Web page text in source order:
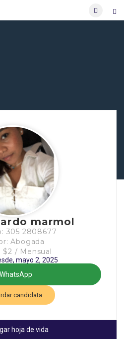
marmol
305 2808677
Abogada
$2 / Mensual
mayo 2, 2025
WhatsApp
candidata
hoja de vida